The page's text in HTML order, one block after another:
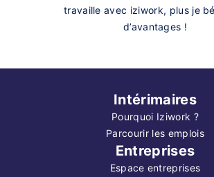
travaille avec iziwork, plus je
d’avantages !
Intérimaires
Pourquoi Iziwork ?
Parcourir les emplois
Entreprises
Espace entreprises